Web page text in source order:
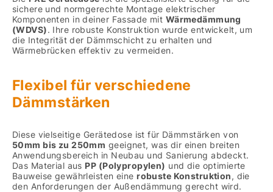
sichere und normgerechte Montage elektrischer
Komponenten in deiner Fassade mit Wärmedämmung
(WDVS). Ihre robuste Konstruktion wurde entwickelt, um
die Integrität der Dämmschicht zu erhalten und
Wärmebrücken effektiv zu vermeiden.
Flexibel für verschiedene
Dämmstärken
Diese vielseitige Gerätedose ist für Dämmstärken von
50mm bis zu 250mm geeignet, was dir einen breiten
Anwendungsbereich in Neubau und Sanierung abdeckt.
Das Material aus PP (Polypropylen) und die optimierte
Bauweise gewährleisten einerobuste Konstruktion, die
den Anforderungen der Außendämmung gerecht wird.